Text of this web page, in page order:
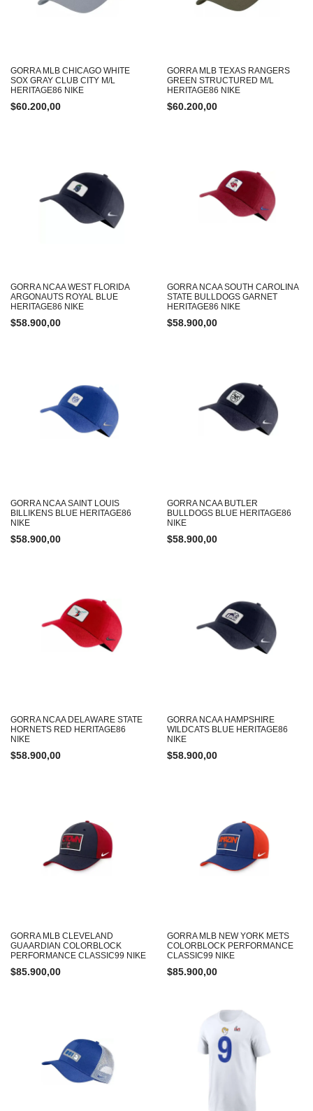
GORRA MLB CHICAGO WHITE
SOX GRAY CLUB CITY M/L
HERITAGE86 NIKE
$60.200,00
GORRA MLB TEXAS RANGERS
GREEN STRUCTURED M/L
HERITAGE86 NIKE
$60.200,00
GORRA NCAA WEST FLORIDA
ARGONAUTS ROYAL BLUE
HERITAGE86 NIKE
$58.900,00
GORRA NCAA SOUTH CAROLINA
STATE BULLDOGS GARNET
HERITAGE86 NIKE
$58.900,00
GORRA NCAA SAINT LOUIS
BILLIKENS BLUE HERITAGE86
NIKE
$58.900,00
GORRA NCAA BUTLER
BULLDOGS BLUE HERITAGE86
NIKE
$58.900,00
GORRA NCAA DELAWARE STATE
HORNETS RED HERITAGE86
NIKE
$58.900,00
GORRA NCAA HAMPSHIRE
WILDCATS BLUE HERITAGE86
NIKE
$58.900,00
GORRA MLB CLEVELAND
GUAARDIAN COLORBLOCK
PERFORMANCE CLASSIC99 NIKE
$85.900,00
GORRA MLB NEW YORK METS
COLORBLOCK PERFORMANCE
CLASSIC99 NIKE
$85.900,00